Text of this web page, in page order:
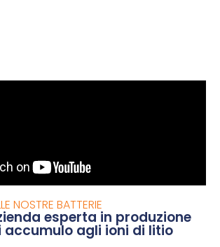
NOSTRE BATTERIE
esperta in produzione
accumulo agli ioni di litio